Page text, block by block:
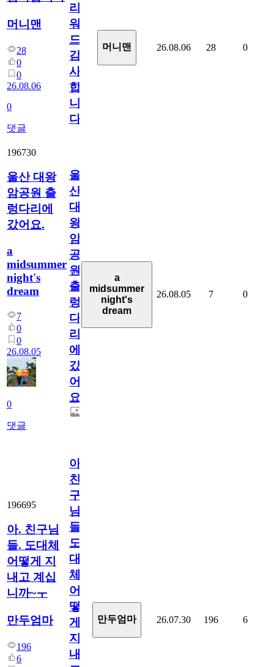
머니맨
28
0
0
26.08.06
0
댓글
리
워
드
감
사
합
니
다
머니맨 26.08.06 28 0
196730
울산 대왕
암공원 출
렁다리에
갔어요.
a
midsummer
night's
dream
7
0
0
26.08.05
0
댓글
울
산
대
왕
암
공
원
출
렁
다
리
에
갔
어
요.
a
midsummer
night's
dream
26.08.05 7 0
196695
아. 친구님
들. 도대체
어떻게 지
내고 계십
니까~ㅜ
만두엄마
196
6
아.
친
구
님
들.
도
대
체
어
떻
게
지
내
만두엄마 26.07.30 196 6